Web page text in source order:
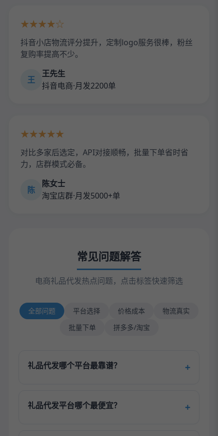
★★★★☆
抖音小店物流评分提升，定制logo服务很棒，粉丝
复购率提高不少。
王
王先生
抖音电商·月发2200单
★★★★★
对比多家后选定，API对接顺畅，批量下单省时省
力，店群模式必备。
陈
陈女士
淘宝店群·月发5000+单
常见问题解答
电商礼品代发热点问题，点击标签快速筛选
全部问题 平台选择 价格成本
物流真实
批量下单
拼多多/淘宝
礼品代发哪个平台最靠谱？
礼品代发平台哪个最便宜？